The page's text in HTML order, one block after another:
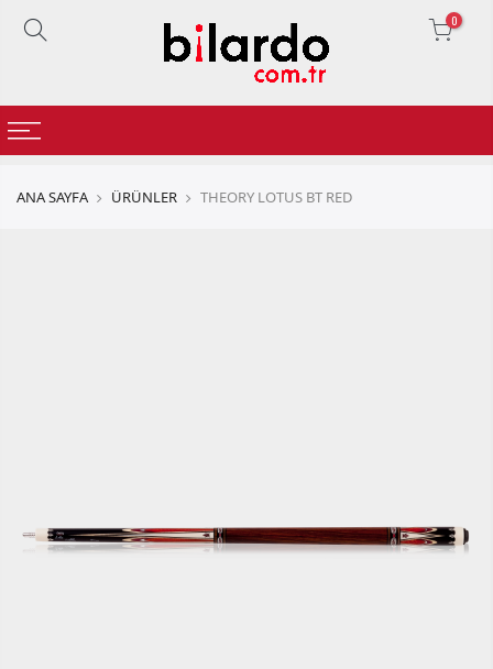
0
ANA SAYFA ÜRÜNLER THEORY LOTUS BT RED